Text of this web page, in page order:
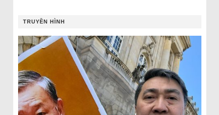
TRUYỀN HÌNH